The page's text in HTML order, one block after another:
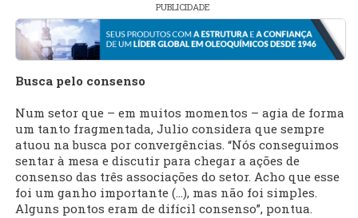
PUBLICIDADE
Busca pelo consenso
Num setor que – em muitos momentos – agia de forma
um tanto fragmentada, Julio considera que sempre
atuou na busca por convergências. “Nós conseguimos
sentar à mesa e discutir para chegar a ações de
consenso das três associações do setor. Acho que esse
foi um ganho importante (...), mas não foi simples.
Alguns pontos eram de difícil consenso”, pontua.